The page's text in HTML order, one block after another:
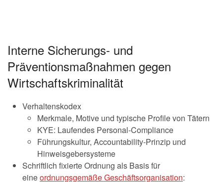
Interne Sicherungs- und
Präventionsmaßnahmen gegen
Wirtschaftskriminalität
Verhaltenskodex
Merkmale, Motive und typische Profile von Tätern
KYE: Laufendes Personal-Compliance
Führungskultur, Accountability-Prinzip und
Hinweisgebersysteme
Schriftlich fixierte Ordnung als Basis für
eineordnungsgemäße Geschäftsorganisation: